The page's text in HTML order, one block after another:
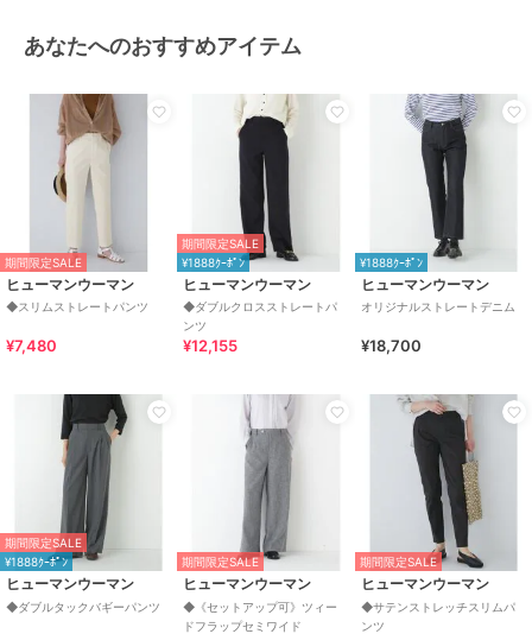
あなたへのおすすめアイテム
期間限定SALE
ヒューマンウーマン
◆スリムストレートパンツ
¥7,480
期間限定SALE
¥1888ｸｰﾎﾟﾝ
ヒューマンウーマン
◆ダブルクロスストレートパ
ンツ
¥12,155
¥1888ｸｰﾎﾟﾝ
ヒューマンウーマン
オリジナルストレートデニム
¥18,700
期間限定SALE
¥1888ｸｰﾎﾟﾝ
ヒューマンウーマン
◆ダブルタックバギーパンツ
期間限定SALE
ヒューマンウーマン
◆《セットアップ可》ツィー
ドフラップセミワイド
期間限定SALE
ヒューマンウーマン
◆サテンストレッチスリムパ
ンツ